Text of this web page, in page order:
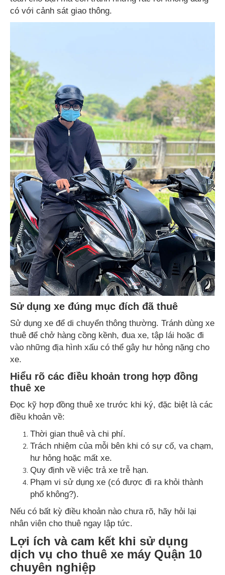
có với cảnh sát giao thông.
Sử dụng xe đúng mục đích đã thuê
Sử dụng xe để di chuyển thông thường. Tránh dùng xe
thuê để chở hàng cồng kềnh, đua xe, tập lái hoặc đi
vào những địa hình xấu có thể gây hư hỏng nặng cho
xe.
Hiểu rõ các điều khoản trong hợp đồng
thuê xe
Đọc kỹ hợp đồng thuê xe trước khi ký, đặc biệt là các
điều khoản về:
Thời gian thuê và chi phí.
Trách nhiệm của mỗi bên khi có sự cố, va chạm,
hư hỏng hoặc mất xe.
Quy định về việc trả xe trễ hạn.
Phạm vi sử dụng xe (có được đi ra khỏi thành
phố không?).
Nếu có bất kỳ điều khoản nào chưa rõ, hãy hỏi lại
nhân viên cho thuê ngay lập tức.
Lợi ích và cam kết khi sử dụng
dịch vụ cho thuê xe máy Quận 10
chuyên nghiệp